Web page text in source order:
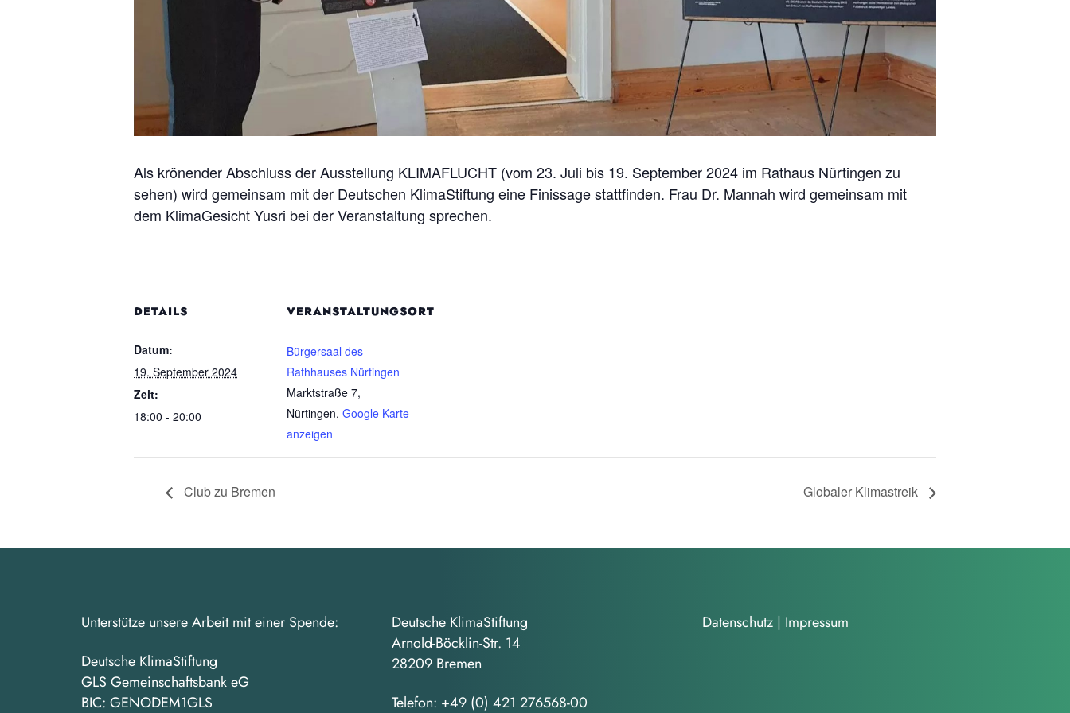
Als krönender Abschluss der Ausstellung KLIMAFLUCHT (vom 23. Juli bis 19. September 2024 im Rathaus Nürtingen zu
sehen) wird gemeinsam mit der Deutschen KlimaStiftung eine Finissage stattfinden. Frau Dr. Mannah wird gemeinsam mit
dem KlimaGesicht Yusri bei der Veranstaltung sprechen.
DETAILS
Datum:
19. September 2024
Zeit:
18:00 - 20:00
VERANSTALTUNGSORT
Bürgersaal des
Rathhauses Nürtingen
Marktstraße 7,
Nürtingen, Google Karte
anzeigen
Club zu Bremen Globaler Klimastreik
Unterstütze unsere Arbeit mit einer Spende:
Deutsche KlimaStiftung
GLS Gemeinschaftsbank eG
BIC: GENODEM1GLS
Deutsche KlimaStiftung
Arnold-Böcklin-Str. 14
28209 Bremen
Telefon: +49 (0) 421 276568-00
Datenschutz | Impressum